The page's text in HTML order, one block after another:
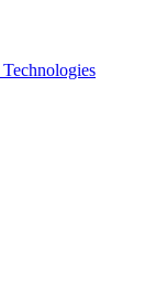
Technologies